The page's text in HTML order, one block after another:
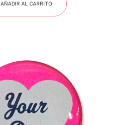
AÑADIR AL CARRITO